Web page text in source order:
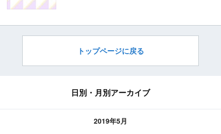
トップページに戻る
日別・月別アーカイブ
2019年5月